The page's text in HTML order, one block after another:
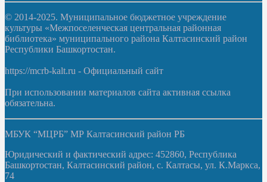
© 2014-2025. Муниципальное бюджетное учреждение
культуры «Межпоселенческая центральная районная
библиотека» муниципального района Калтасинский район
Республики Башкортостан.
https://mcrb-kalt.ru - Официальный сайт
При использовании материалов сайта активная ссылка
обязательна.
МБУК “МЦРБ” МР Калтасинский район РБ
Юридический и фактический адрес: 452860, Республика
Башкортостан, Калтасинский район, с. Калтасы, ул. К.Маркса,
74